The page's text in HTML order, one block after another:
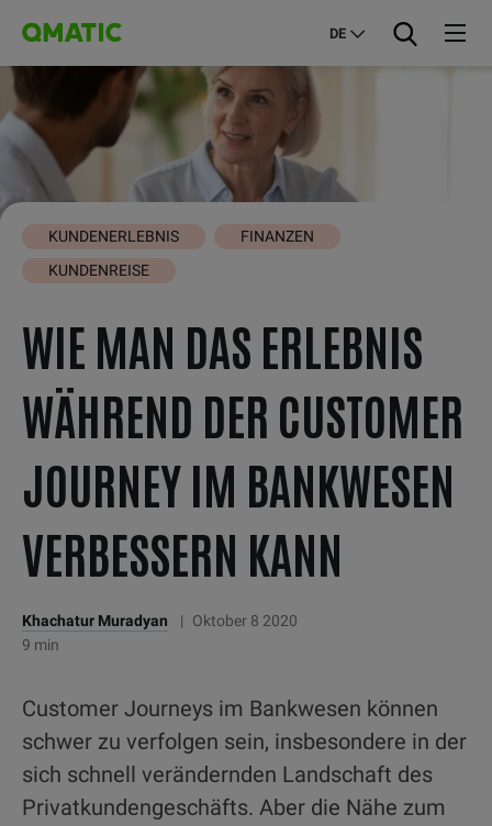
DE
KUNDENERLEBNIS
FINANZEN
KUNDENREISE
WIE MAN DAS ERLEBNIS
WÄHREND DER CUSTOMER
JOURNEY IM BANKWESEN
VERBESSERN KANN
Khachatur Muradyan |
Oktober 8 2020
9 min
Customer Journeys im Bankwesen können
schwer zu verfolgen sein, insbesondere in der
sich schnell verändernden Landschaft des
Privatkundengeschäfts. Aber die Nähe zum